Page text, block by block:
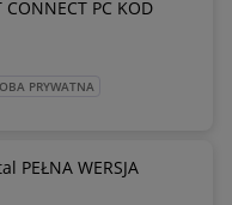
CONNECT PC KOD
PRYWATNA
PEŁNA WERSJA